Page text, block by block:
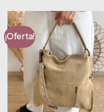
¡Oferta!